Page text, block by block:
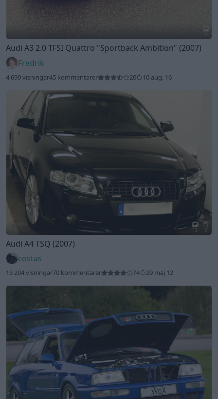
10
Audi A3 2.0 TFSI Quattro "Sportback Ambition" (2007)
Fredrik
4 699 visningar45 kommentarer 20 10 aug. 16
12 2
Audi A4 TSQ (2007)
costas
13 204 visningar70 kommentarer 74 29 maj 12